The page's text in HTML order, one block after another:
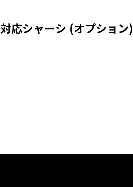
対応シャーシ (オプション)